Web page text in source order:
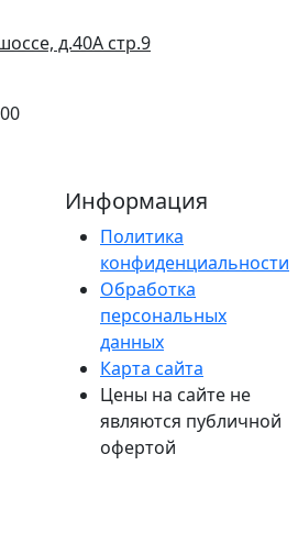
д.40А стр.9
Информация
Политика
конфиденциальности
Обработка
персональных
данных
Карта сайта
Цены на сайте не
являются публичной
офертой